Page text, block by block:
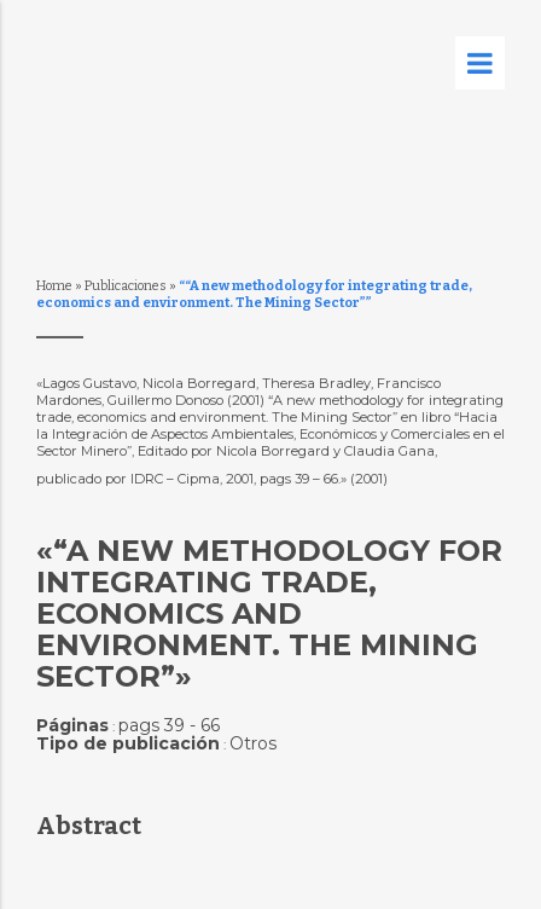
Home » Publicaciones » ““A new methodology for integrating trade,
economics and environment. The Mining Sector””
«Lagos Gustavo, Nicola Borregard, Theresa Bradley, Francisco
Mardones, Guillermo Donoso (2001) “A new methodology for integrating
trade, economics and environment. The Mining Sector” en libro “Hacia
la Integración de Aspectos Ambientales, Económicos y Comerciales en el
Sector Minero”, Editado por Nicola Borregard y Claudia Gana,
publicado por IDRC – Cipma, 2001, pags 39 – 66.» (2001)
«“A NEW METHODOLOGY FOR
INTEGRATING TRADE,
ECONOMICS AND
ENVIRONMENT. THE MINING
SECTOR”»
Páginas: pags 39 - 66
Tipo de publicación : Otros
Abstract